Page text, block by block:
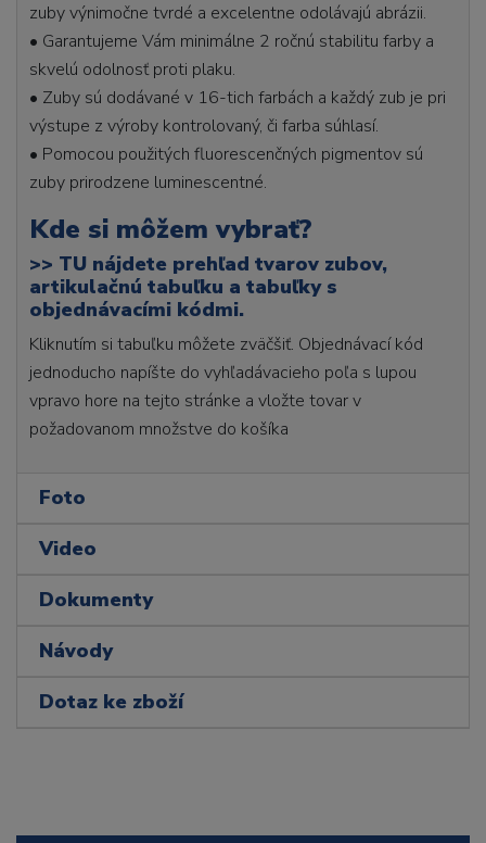
zuby výnimočne tvrdé a excelentne odolávajú abrázii.
• Garantujeme Vám minimálne 2 ročnú stabilitu farby a
skvelú odolnosť proti plaku.
• Zuby sú dodávané v 16-tich farbách a každý zub je pri
výstupe z výroby kontrolovaný, či farba súhlasí.
• Pomocou použitých fluorescenčných pigmentov sú
zuby prirodzene luminescentné.
Kde si môžem vybrať?
>> TU nájdete prehľad tvarov zubov,
artikulačnú tabuľku a tabuľky s
objednávacími kódmi.
Kliknutím si tabuľku môžete zväčšiť. Objednávací kód
jednoducho napíšte do vyhľadávacieho poľa s lupou
vpravo hore na tejto stránke a vložte tovar v
požadovanom množstve do košíka
Foto
Video
Dokumenty
Návody
Dotaz ke zboží